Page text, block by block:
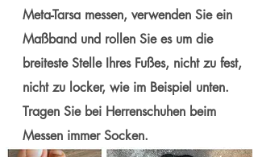
Meta-Tarsa messen, verwenden Sie ein
Maßband und rollen Sie es um die
breiteste Stelle Ihres Fußes, nicht zu fest,
nicht zu locker, wie im Beispiel unten.
Tragen Sie bei Herrenschuhen beim
Messen immer Socken.